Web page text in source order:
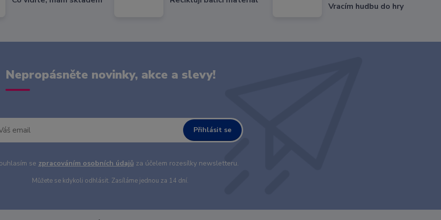
Vracím hudbu do hry
Nepropásněte novinky, akce a slevy!
Přihlásit se
se zpracováním osobních údajů za účelem rozesílky newsletteru.
Můžete se kdykoli odhlásit. Zasíláme jednou za 14 dní.